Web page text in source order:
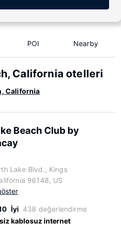
POI Nearby
California otelleri
California
Beach Club by
Lake Blvd., Kings
96148, US
İyi 438 değerlendirme
kablosuz internet